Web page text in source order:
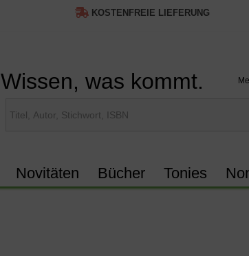
KOSTENFREIE LIEFERUNG
Wissen, was kommt.
Novitäten Bücher Tonies